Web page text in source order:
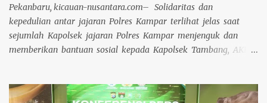
Pekanbaru, kicauan-nusantara.com– Solidaritas dan
kepedulian antar jajaran Polres Kampar terlihat jelas saat
sejumlah Kapolsek jajaran Polres Kampar menjenguk dan
memberikan bantuan sosial kepada Kapolsek Tambang, AKP
AKBP Mihardi menyampaikan bahwa Perwakilan Kapolsek